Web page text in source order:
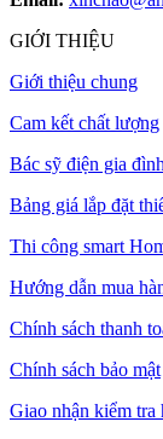
GIỚI THIỆU
Giới thiệu chung
Cam kết chất lượng
Bác sỹ điện gia đình
Bảng giá lắp đặt
Thi công smart
Hướng dẫn mua
Chính sách thanh
Chính sách bảo mật
Giao nhận kiểm tra